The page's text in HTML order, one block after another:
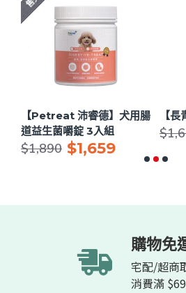
【Petreat 沛睿德】犬用腸
道益生菌嚼錠 3入組
$1,659
$1,890
【
購物免
宅配/超商
消費滿